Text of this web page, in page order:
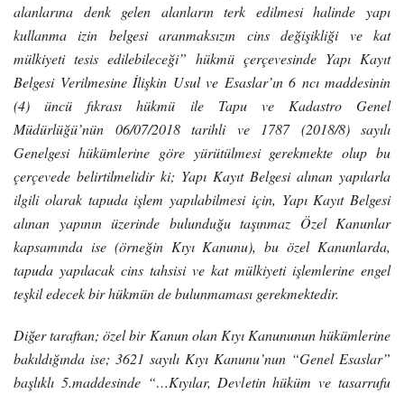
alanlarına denk gelen alanların terk edilmesi halinde yapı
kullanma izin belgesi aranmaksızın cins değişikliği ve kat
mülkiyeti tesis edilebileceği” hükmü çerçevesinde Yapı Kayıt
Belgesi Verilmesine İlişkin Usul ve Esaslar’ın 6 ncı maddesinin
(4) üncü fıkrası hükmü ile Tapu ve Kadastro Genel
Müdürlüğü’nün 06/07/2018 tarihli ve 1787 (2018/8) sayılı
Genelgesi hükümlerine göre yürütülmesi gerekmekte olup bu
çerçevede belirtilmelidir ki; Yapı Kayıt Belgesi alınan yapılarla
ilgili olarak tapuda işlem yapılabilmesi için, Yapı Kayıt Belgesi
alınan yapının üzerinde bulunduğu taşınmaz Özel Kanunlar
kapsamında ise (örneğin Kıyı Kanunu), bu özel Kanunlarda,
tapuda yapılacak cins tahsisi ve kat mülkiyeti işlemlerine engel
teşkil edecek bir hükmün de bulunmaması gerekmektedir.
Diğer taraftan; özel bir Kanun olan Kıyı Kanununun hükümlerine
bakıldığında ise; 3621 sayılı Kıyı Kanunu’nun “Genel Esaslar”
başlıklı 5.maddesinde “…Kıyılar, Devletin hüküm ve tasarrufu